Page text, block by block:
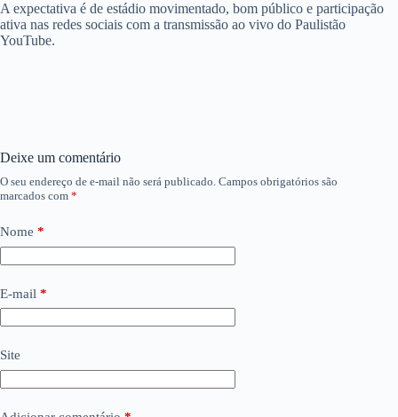
A expectativa é de estádio movimentado, bom público e participação
ativa nas redes sociais com a transmissão ao vivo do Paulistão
YouTube.
Deixe um comentário
O seu endereço de e-mail não será publicado. Campos obrigatórios são
marcados com *
Nome *
E-mail *
Site